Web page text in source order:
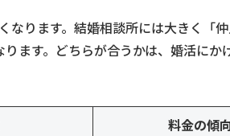
なります。結婚相談所には大きく「
ます。どちらが合うかは、婚活にか
料金の傾